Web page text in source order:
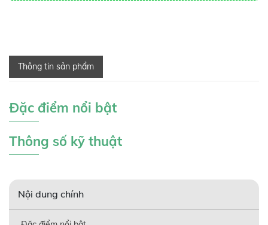
Thông tin sản phẩm
Đặc điểm nổi bật
Thông số kỹ thuật
Nội dung chính